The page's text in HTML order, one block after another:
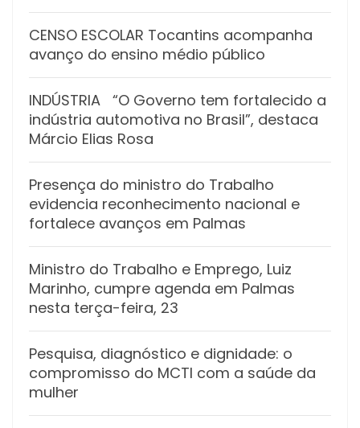
CENSO ESCOLAR Tocantins acompanha
avanço do ensino médio público
INDÚSTRIA “O Governo tem fortalecido a
indústria automotiva no Brasil”, destaca
Márcio Elias Rosa
Presença do ministro do Trabalho
evidencia reconhecimento nacional e
fortalece avanços em Palmas
Ministro do Trabalho e Emprego, Luiz
Marinho, cumpre agenda em Palmas
nesta terça-feira, 23
Pesquisa, diagnóstico e dignidade: o
compromisso do MCTI com a saúde da
mulher